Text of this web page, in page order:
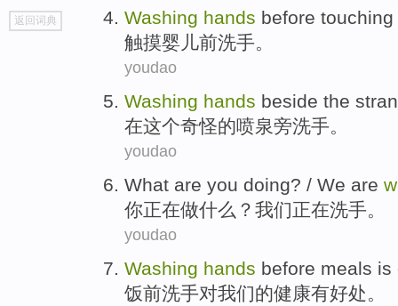
go
top
返回词典 Washing hands before touching
触摸婴儿前洗手。
youdao
Washing hands beside the
在这个奇怪的喷泉旁洗手。
youdao
What are you doing? / We are
你正在做什么？ 我们正在洗手。
youdao
Washing hands before meals is
饭前洗手对我们的健康有好处。